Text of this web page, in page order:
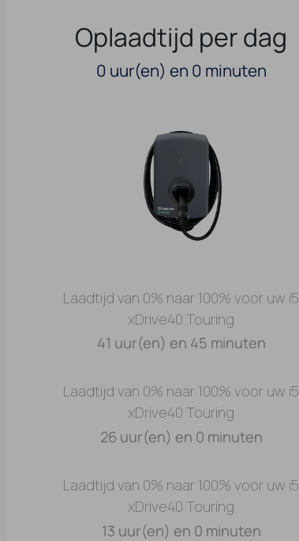
Oplaadtijd per dag
0 uur(en) en 0 minuten
Laadtijd van 0% naar 100% voor uw i5
xDrive40 Touring
41 uur(en) en 45 minuten
Laadtijd van 0% naar 100% voor uw i5
xDrive40 Touring
26 uur(en) en 0 minuten
Laadtijd van 0% naar 100% voor uw i5
xDrive40 Touring
13 uur(en) en 0 minuten